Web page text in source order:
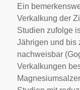
Ein
Verkalkung der
Studien zufolge
Jährigen und bis
nachweisbar
Verkalkungen